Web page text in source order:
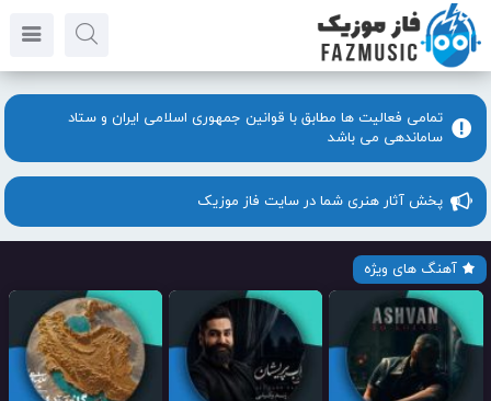
تمامی فعالیت ها مطابق با قوانین جمهوری اسلامی ایران و ستاد
ساماندهی می باشد
پخش آثار هنری شما در سایت فاز موزیک
آهنگ های ویژه